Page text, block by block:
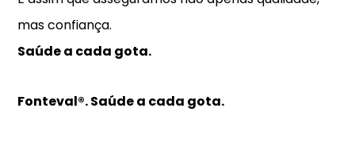
mas confiança.
Saúde a cada gota.
Fonteval®. Saúde a cada gota.